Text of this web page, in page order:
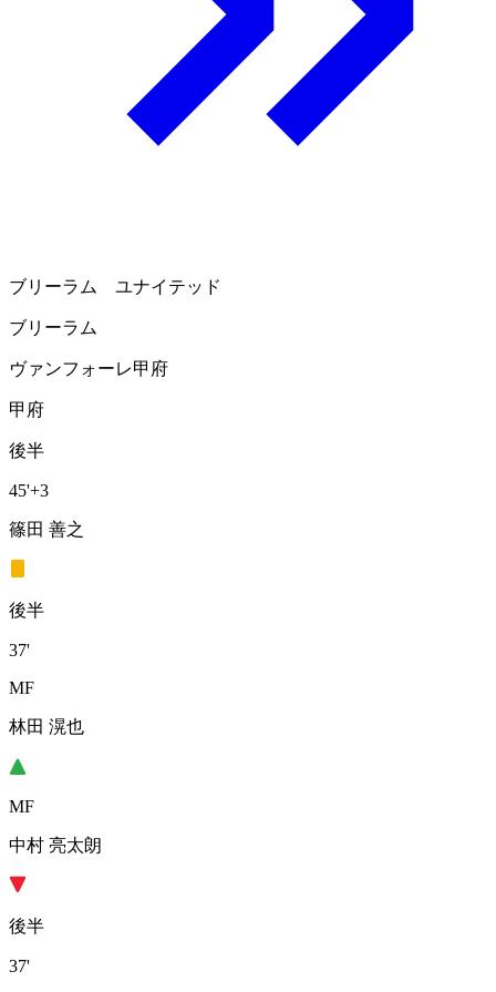
ブリーラム ユナイテッド
ブリーラム
ヴァンフォーレ甲府
甲府
後半
45'+3
篠田 善之
後半
37'
MF
林田 滉也
MF
中村 亮太朗
後半
37'